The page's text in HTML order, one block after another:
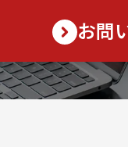
お問